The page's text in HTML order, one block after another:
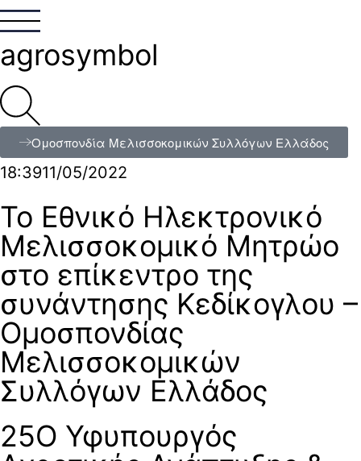
agrosymbol
Ομοσπονδία Μελισσοκομικών Συλλόγων Ελλάδος
18:3911/05/2022
Το Εθνικό Ηλεκτρονικό
Μελισσοκομικό Μητρώο
στο επίκεντρο της
συνάντησης Κεδίκογλου –
Ομοσπονδίας
Μελισσοκομικών
Συλλόγων Ελλάδος
25Ο Υφυπουργός